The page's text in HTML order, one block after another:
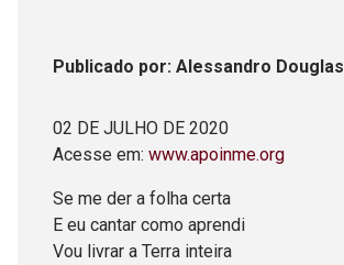
Publicado por: Alessandro Douglas
02 DE JULHO DE 2020
Acesse em: www.apoinme.org
Se me der a folha certa
E eu cantar como aprendi
Vou livrar a Terra inteira